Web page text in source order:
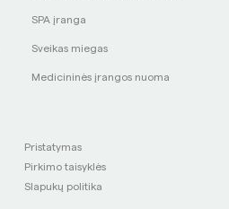
SPA įranga
Sveikas miegas
Medicininės įrangos nuoma
Pristatymas
Pirkimo taisyklės
Slapukų politika